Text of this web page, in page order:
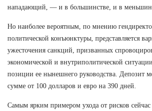
нападающий, — и в большинстве, и в
Но наиболее вероятным, по мнению
политической конъюнктуры, представляется
ужесточения санкций, призванных
экономической и внутриполитической
позиции ее нынешнего руководства. Депозит
сумме от 100 долларов и евро на 390 дней.
Самым ярким примером ухода от рисков сейчас